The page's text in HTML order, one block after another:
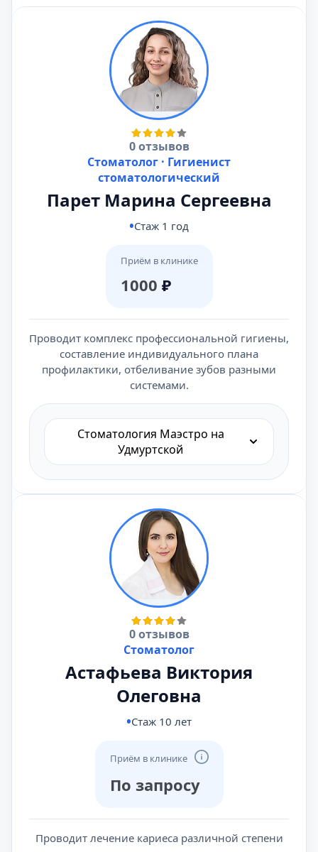
0 отзывов
Стоматолог · Гигиенист
стоматологический
Парет Марина Сергеевна
Стаж 1 год
Приём в клинике
1000 ₽
Проводит комплекс профессиональной гигиены,
составление индивидуального плана
профилактики, отбеливание зубов разными
системами.
Стоматология Маэстро на
Удмуртской
0 отзывов
Стоматолог
Астафьева Виктория
Олеговна
Стаж 10 лет
Приём в клинике
По запросу
Проводит лечение кариеса различной степени